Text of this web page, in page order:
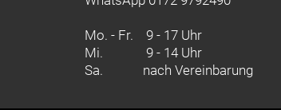
Mo. - Fr. 9 - 17 Uhr
Mi.
9 - 14 Uhr
Sa.
nach Vereinbarung